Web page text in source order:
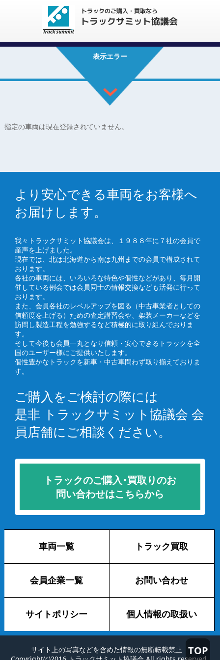
TOP
表示エラー
指定の車両は現在登録されていません。
より安心できる車両をお客様へ
お届けします。
我々トラックサミット協議会は、１９８８年に７社の会員で
産声を上げました。
現在では、北は北海道から南は九州までの会員で構成されて
おります。
各社の車両には、いろいろな特色や個性などがあり、毎月開
催している例会では会員同士の情報交換なども活発に行って
おります。
また、会員各社のレベルアップを図る（中古車業者としての
信頼度を上げる）ための査定講習会や、架装メーカーなどを
訪問し製造工程を勉強するなど積極的に取り組んでおりま
す。
そして今後も会員一丸となり信頼・安心できるトラックを全
国のユーザー様にご提供いたします。
個性豊かなトラックを新車・中古車問わず取り揃えておりま
す。
ご購入をご検討の際には
是非 トラックサミット協議会 会
員店舗にご相談ください。
トラックのご購入･買取りのお
問い合わせはこちらから
車両一覧 トラック買取
会員企業一覧 お問い合わせ
サイトポリシー 個人情報の取扱い
サイト上の写真などを含めた情報の無断転載禁止